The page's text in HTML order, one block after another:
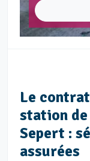
Le
station
Sepert :
assurées